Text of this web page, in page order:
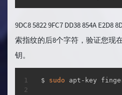
9DC8 5822 9FC7 DD38 854A E2D8
索指纹的后8个字符，验证您现
钥。
$ sudo apt-key